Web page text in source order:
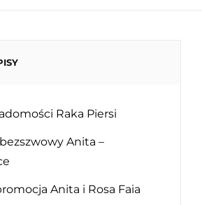
Raka Piersi
Anita –
Anita i Rosa Faia